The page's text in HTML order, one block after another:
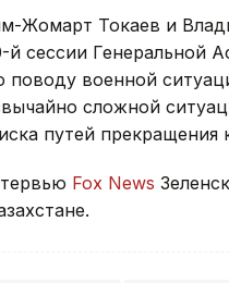
Жомарт Токаев и
й сессии Генеральной
военной
сложной
путей прекращения
Fox News